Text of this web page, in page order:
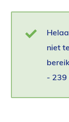
niet
- 239